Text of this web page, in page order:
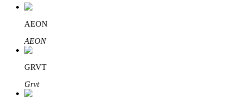
Exclusieve beleggingen voor BTR-houders
AEON
AEON
GRVT
Grvt